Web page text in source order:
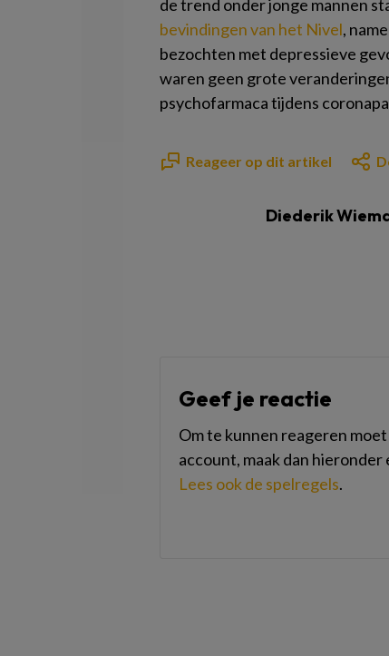
de trend onder jonge mannen
bevindingen van het Nivel,
bezochten met depressieve
waren geen grote
psychofarmaca tijdens
Reageer op dit artikel
Diederik
Geef je reactie
Om te kunnen reageren
account, maak dan hieronder
Lees ook de spelregels.